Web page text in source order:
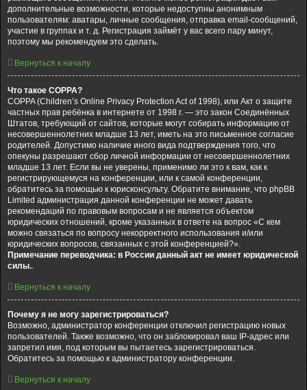
дополнительные возможности, которые недоступны анонимным
пользователям: аватары, личные сообщения, отправка email-сообщений,
участие в группах и т. д. Регистрация займёт у вас всего пару минут,
поэтому мы рекомендуем это сделать.
Вернуться к началу
Что такое COPPA?
COPPA (Children’s Online Privacy Protection Act of 1998), или Акт о защите
частных прав ребёнка в интернете от 1998 г. — это закон Соединённых
Штатов, требующий от сайтов, которые могут собирать информацию от
несовершеннолетних младше 13 лет, иметь на это письменное согласие
родителей. Допустимо наличие иного вида подтверждения того, что
опекуны разрешают сбор личной информации от несовершеннолетних
младше 13 лет. Если вы не уверены, применимо ли это к вам, как к
регистрирующемуся на конференции, или к самой конференции,
обратитесь за помощью к юрисконсульту. Обратите внимание, что phpBB
Limited администрация данной конференции не может давать
рекомендаций по правовым вопросам и не является объектом
юридических отношений, кроме указанных в ответе на вопрос «С кем
можно связаться по вопросу некорректного использования и/или
юридических вопросов, связанных с этой конференцией?».
Примечание переводчика: в России данный акт не имеет юридической
силы..
Вернуться к началу
Почему я не могу зарегистрироваться?
Возможно, администратор конференции отключил регистрацию новых
пользователей. Также возможно, что он заблокировал ваш IP-адрес или
запретил имя, под которым вы пытаетесь зарегистрироваться.
Обратитесь за помощью к администратору конференции.
Вернуться к началу